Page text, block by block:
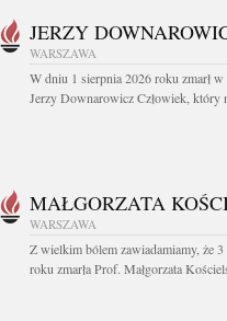
JERZY
WARSZAWA
W dniu 1 sierpnia 2026 roku zmarł
Jerzy Downarowicz Człowiek, który
MAŁGORZATA
WARSZAWA
Z wielkim bólem zawiadamiamy, że
roku zmarła Prof. Małgorzata